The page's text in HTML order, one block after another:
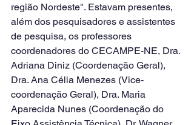
região Nordeste". Estavam presentes,
além dos pesquisadores e assistentes
de pesquisa, os professores
coordenadores do CECAMPE-NE, Dra.
Adriana Diniz (Coordenação Geral),
Dra. Ana Célia Menezes (Vice-
coordenação Geral), Dra. Maria
Aparecida Nunes (Coordenação do